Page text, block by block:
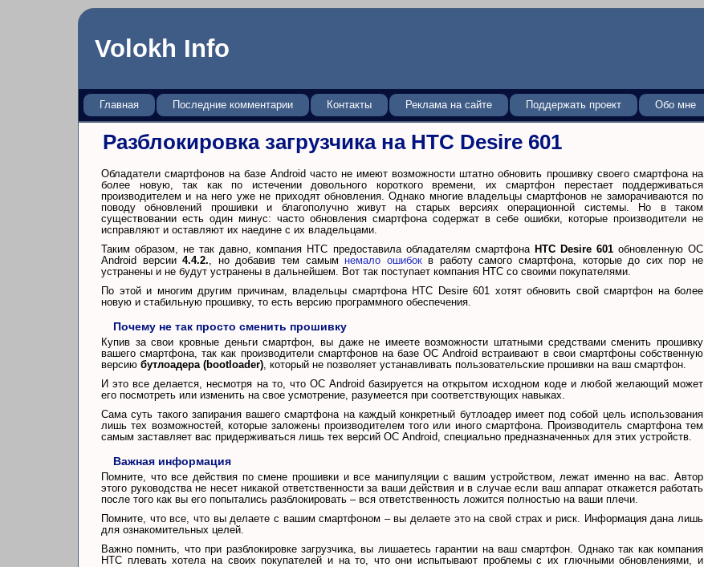
Volokh Info
Главная Последние комментарии Контакты Реклама на сайте Поддержать проект Обо мне
Разблокировка загрузчика на HTC Desire 601
Обладатели смартфонов на базе Android часто не имеют возможности штатно обновить прошивку своего смартфона на
более новую, так как по истечении довольного короткого времени, их смартфон перестает поддерживаться
производителем и на него уже не приходят обновления. Однако многие владельцы смартфонов не заморачиваются по
поводу обновлений прошивки и благополучно живут на старых версиях операционной системы. Но в таком
существовании есть один минус: часто обновления смартфона содержат в себе ошибки, которые производители не
исправляют и оставляют их наедине с их владельцами.
Таким образом, не так давно, компания HTC предоставила обладателям смартфона HTC Desire 601обновленную ОС
Android версии4.4.2., но добавив тем самым немало ошибокв работу самого смартфона, которые до сих пор не
устранены и не будут устранены в дальнейшем. Вот так поступает компания HTC со своими покупателями.
По этой и многим другим причинам, владельцы смартфона HTC Desire 601 хотят обновить свой смартфон на более
новую и стабильную прошивку, то есть версию программного обеспечения.
Почему не так просто сменить прошивку
Купив за свои кровные деньги смартфон, вы даже не имеете возможности штатными средствами сменить прошивку
вашего смартфона, так как производители смартфонов на базе ОС Android встраивают в свои смартфоны собственную
версию бутлоадера (bootloader), который не позволяет устанавливать пользовательские прошивки на ваш смартфон.
И это все делается, несмотря на то, что ОС Android базируется на открытом исходном коде и любой желающий может
его посмотреть или изменить на свое усмотрение, разумеется при соответствующих навыках.
Сама суть такого запирания вашего смартфона на каждый конкретный бутлоадер имеет под собой цель использования
лишь тех возможностей, которые заложены производителем того или иного смартфона. Производитель смартфона тем
самым заставляет вас придерживаться лишь тех версий ОС Android, специально предназначенных для этих устройств.
Важная информация
Помните, что все действия по смене прошивки и все манипуляции с вашим устройством, лежат именно на вас. Автор
этого руководства не несет никакой ответственности за ваши действия и в случае если ваш аппарат откажется работать
после того как вы его попытались разблокировать – вся ответственность ложится полностью на ваши плечи.
Помните, что все, что вы делаете с вашим смартфоном – вы делаете это на свой страх и риск. Информация дана лишь
для ознакомительных целей.
Важно помнить, что при разблокировке загрузчика, вы лишаетесь гарантии на ваш смартфон. Однако так как компания
HTC плевать хотела на своих покупателей и на то, что они испытывают проблемы с их глючными обновлениями, и